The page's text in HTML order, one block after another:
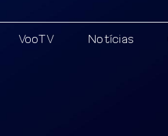
VooTV Notícias